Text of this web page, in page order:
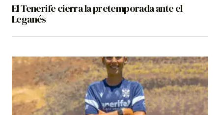
El Tenerife cierra la pretemporada ante el
Leganés